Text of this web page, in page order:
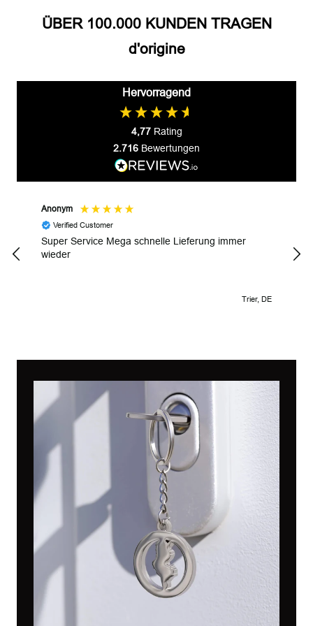
ÜBER 100.000 KUNDEN TRAGEN
d'origine
Hervorragend
4,77 Rating
2.716 Bewertungen
Anonym
Verified Customer
Super Service Mega schnelle Lieferung immer
wieder
Trier, DE